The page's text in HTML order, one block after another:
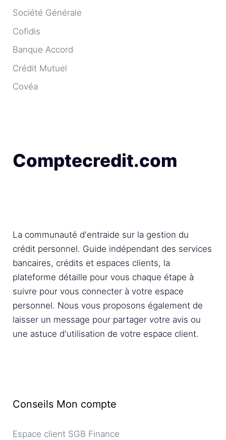
Société Générale
Cofidis
Banque Accord
Crédit Mutuel
Covéa
Comptecredit.com
La communauté d'entraide sur la gestion du
crédit personnel. Guide indépendant des services
bancaires, crédits et espaces clients, la
plateforme détaille pour vous chaque étape à
suivre pour vous connecter à votre espace
personnel. Nous vous proposons également de
laisser un message pour partager votre avis ou
une astuce d'utilisation de votre espace client.
Conseils Mon compte
Espace client SGB Finance